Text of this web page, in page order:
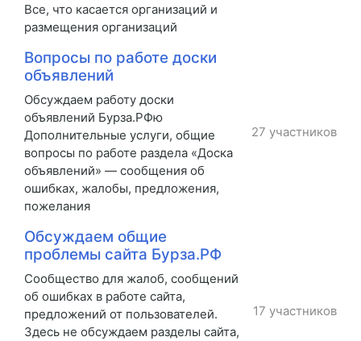
Все, что касается организаций и
размещения организаций
Вопросы по работе доски
объявлений
Обсуждаем работу доски
объявлений Бурза.РФю
Дополнительные услуги, общие
вопросы по работе раздела «Доска
объявлений» — сообщения об
ошибках, жалобы, предложения,
пожелания
27 участников
Обсуждаем общие
проблемы сайта Бурза.РФ
Сообщество для жалоб, сообщений
об ошибках в работе сайта,
предложений от пользователей.
Здесь не обсуждаем разделы сайта,
17 участников